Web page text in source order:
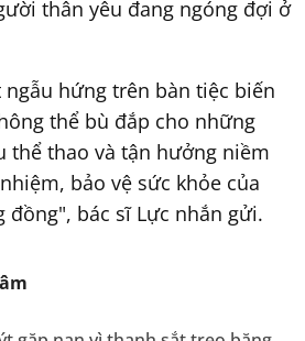
thân yêu đang ngóng đợi ở
hứng trên bàn tiệc biến
thể bù đắp cho những
thể thao và tận hưởng niềm
bảo vệ sức khỏe của
đồng", bác sĩ Lực nhắn gửi.